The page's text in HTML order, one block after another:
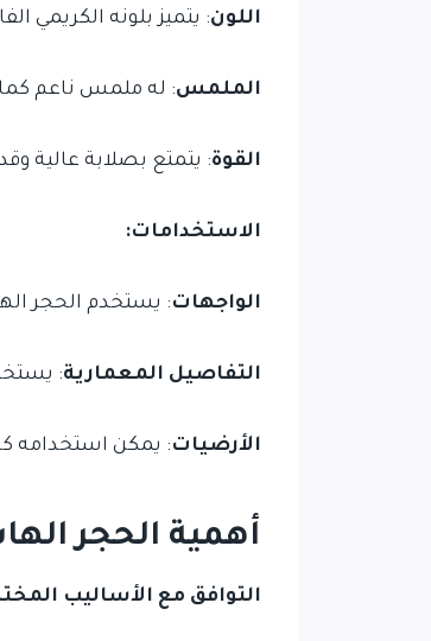
اللون: يتميز بلونه الكريمي
الملمس: له ملمس ناعم
القوة: يتمتع بصلابة عالية
الاستخدامات:
الواجهات: يستخدم الحجر
التفاصيل المعمارية:
الأرضيات: يمكن استخدامه
أهمية الحجر
التوافق مع الأساليب